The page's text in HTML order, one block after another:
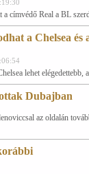
címvédő Real a BL
a Chelsea és
lehet elégedettebb,
Dubajban
az oldalán